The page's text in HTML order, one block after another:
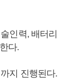
인력, 배터리
다.
지 진행된다.